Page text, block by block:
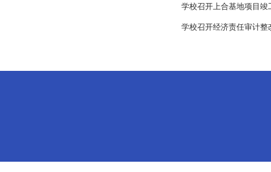
学校召开上合基地项目竣
学校召开经济责任审计整